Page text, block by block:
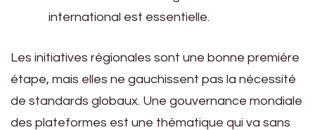
international est essentielle.
Les initiatives régionales sont une bonne première
étape, mais elles ne gauchissent pas la nécessité
de standards globaux. Une gouvernance mondiale
des plateformes est une thématique qui va sans